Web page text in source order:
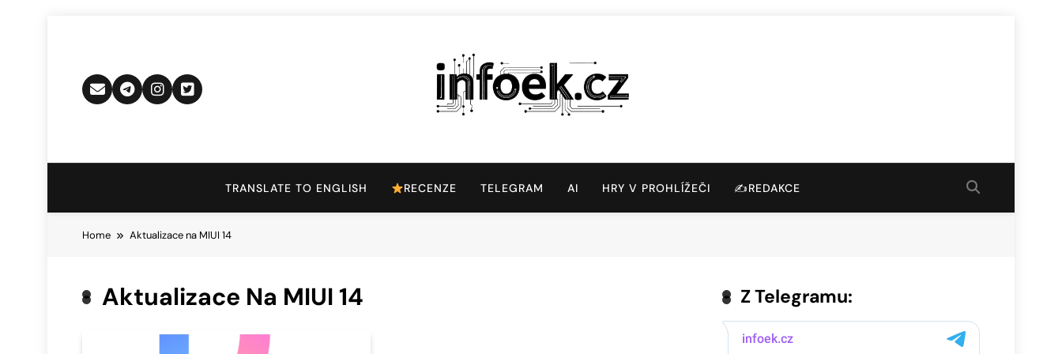
Infoek.cz
TRANSLATE TO ENGLISH RECENZE TELEGRAM AI HRY V PROHLÍŽEČI ✍️REDAKCE
Home Aktualizace na MIUI 14
Aktualizace Na MIUI 14 Z Telegramu: